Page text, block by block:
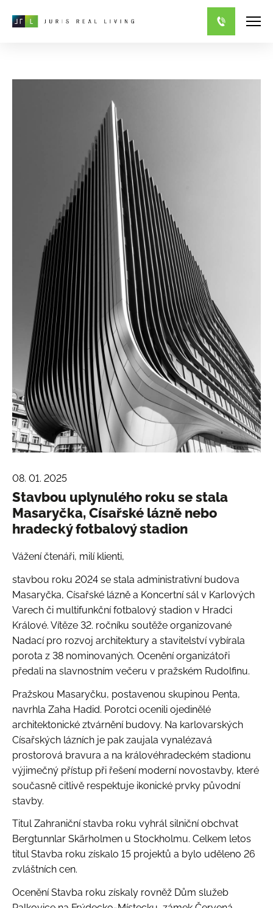
08. 01. 2025
Stavbou uplynulého roku se stala
Masaryčka, Císařské lázně nebo
hradecký fotbalový stadion
Vážení čtenáři, milí klienti,
stavbou roku 2024 se stala administrativní budova
Masaryčka, Císařské lázně a Koncertní sál v Karlových
Varech či multifunkční fotbalový stadion v Hradci
Králové. Vítěze 32. ročníku soutěže organizované
Nadací pro rozvoj architektury a stavitelství vybírala
porota z 38 nominovaných. Ocenění organizátoři
předali na slavnostním večeru v pražském Rudolfinu.
Pražskou Masaryčku, postavenou skupinou Penta,
navrhla Zaha Hadid. Porotci ocenili ojedinělé
architektonické ztvárnění budovy. Na karlovarských
Císařských lázních je pak zaujala vynalézavá
prostorová bravura a na královéhradeckém stadionu
výjimečný přístup při řešení moderní novostavby, které
současně citlivě respektuje ikonické prvky původní
stavby.
Titul Zahraniční stavba roku vyhrál silniční obchvat
Bergtunnlar Skärholmen u Stockholmu. Celkem letos
titul Stavba roku získalo 15 projektů a bylo uděleno 26
zvláštních cen.
Ocenění Stavba roku získaly rovněž Dům služeb